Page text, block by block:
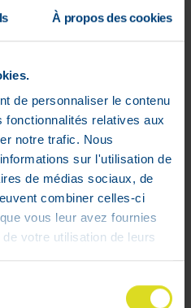
À propos des cookies
de personnaliser le contenu
relatives aux
notre trafic. Nous
sur l'utilisation de
de médias sociaux, de
combiner celles-ci
vous leur avez fournies
votre utilisation de leurs
100 Comprimés